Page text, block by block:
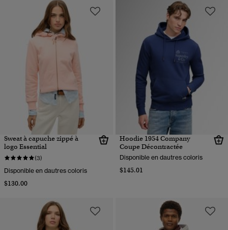
Sweat à capuche zippé à
logo Essential
(3)
Disponible en dautres coloris
$130.00
Hoodie 1954 Company
Coupe Décontractée
Disponible en dautres coloris
$145.01